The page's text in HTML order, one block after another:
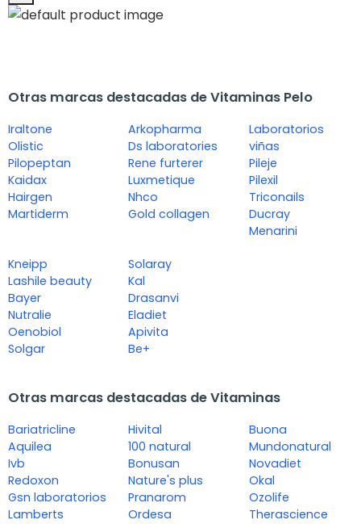
Otras marcas destacadas de Vitaminas Pelo
Iraltone
Olistic
Pilopeptan
Kaidax
Hairgen
Martiderm
Arkopharma
Ds laboratories
Rene furterer
Luxmetique
Nhco
Gold collagen
Laboratorios
viñas
Pileje
Pilexil
Triconails
Ducray
Menarini
Kneipp
Lashile beauty
Bayer
Nutralie
Oenobiol
Solgar
Solaray
Kal
Drasanvi
Eladiet
Apivita
Be+
Otras marcas destacadas de Vitaminas
Bariatricline
Aquilea
Ivb
Redoxon
Gsn laboratorios
Lamberts
Hivital
100 natural
Bonusan
Nature's plus
Pranarom
Ordesa
Buona
Mundonatural
Novadiet
Okal
Ozolife
Therascience